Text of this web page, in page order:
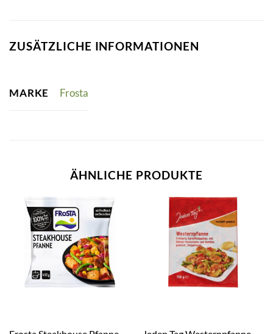
ZUSÄTZLICHE INFORMATIONEN
MARKE Frosta
ÄHNLICHE PRODUKTE